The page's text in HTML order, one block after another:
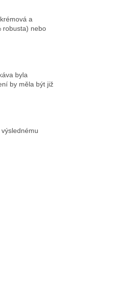
a
robusta) nebo
byla
by měla být již